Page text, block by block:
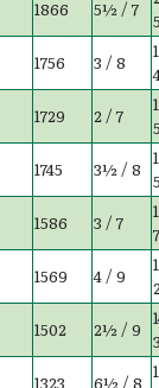
1866 5½ / 7
1756 3 / 8
1729 2 / 7
1745 3½ / 8
1586 3 / 7
1569 4 / 9
1502 2½ / 9
1323 6½ / 8